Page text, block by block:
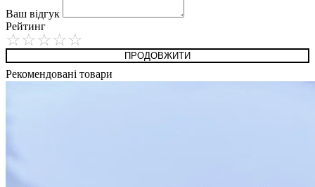
Ваш відгук
Рейтинг
ПРОДОВЖИТИ
Рекомендовані товари